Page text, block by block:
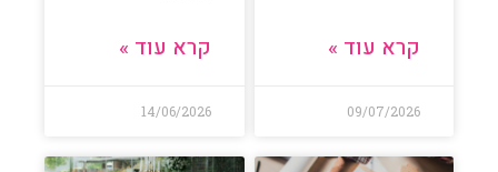
קרא עוד »
09/07/2026
קרא עוד »
14/06/2026